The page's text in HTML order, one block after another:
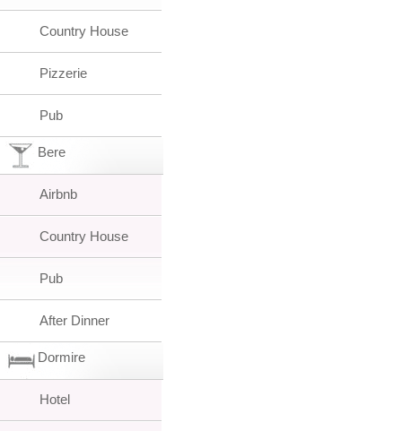
Country House
Pizzerie
Pub
Bere
Airbnb
Country House
Pub
After Dinner
Dormire
Hotel